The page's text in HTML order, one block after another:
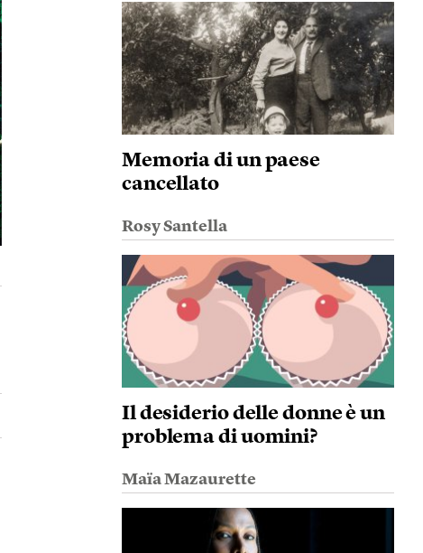
Memoria di un paese
cancellato
Rosy Santella
Il desiderio delle donne è un
problema di uomini?
Maïa Mazaurette